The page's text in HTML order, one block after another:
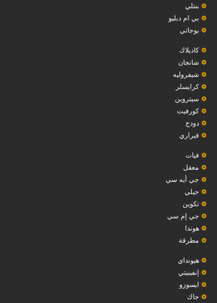
بنتلي
بي ام دبليو
بوجاتي
كاديلاك
‏شانجان‏
شيفروليه
‏كرايسلر‏
سيتروين
‏كورفيت‏
دودج
فيراري
فيات
معقل
‏جي أيه سي‏
جيلي
‏تكوين‏
جي إم سي
هوندا
مطرقة
هيونداي
إنفينيتي
‏ايسوزو‏
‏جاك‏